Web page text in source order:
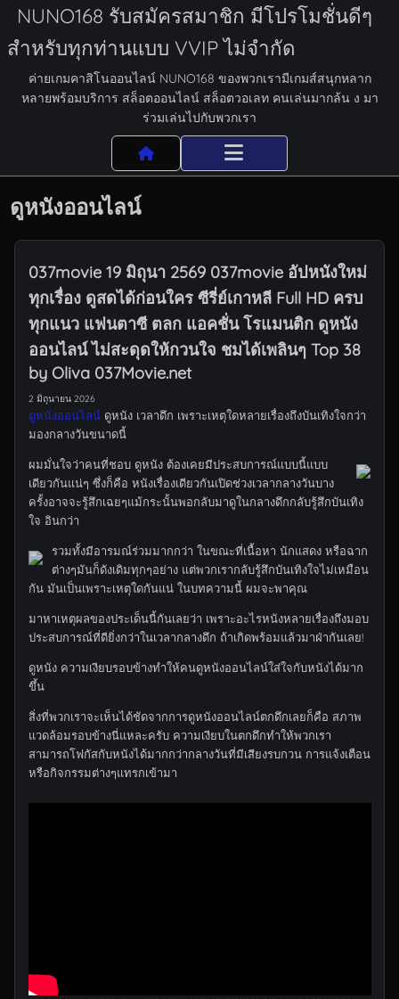
NUNO168 รับสมัครสมาชิก มีโปรโมชั่นดีๆ
สำหรับทุกท่านแบบ VVIP ไม่จำกัด
ค่ายเกมคาสิโนออนไลน์ NUNO168 ของพวกเรามีเกมส์สนุกหลาก
หลายพร้อมบริการ สล็อตออนไลน์ สล็อตวอเลท คนเล่นมากล้น ง มา
ร่วมเล่นไปกับพวกเรา
ดูหนังออนไลน์
037movie 19 มิถุนา 2569 037movie อัปหนังใหม่
ทุกเรื่อง ดูสดได้ก่อนใคร ซีรี่ย์เกาหลี Full HD ครบ
ทุกแนว แฟนตาซี ตลก แอคชั่น โรแมนติก ดูหนัง
ออนไลน์ ไม่สะดุดให้กวนใจ ชมได้เพลินๆ Top 38
by Oliva 037Movie.net
2 มิถุนายน 2026
ดูหนังออนไลน์ดูหนัง เวลาดึก เพราะเหตุใดหลายเรื่องถึงบันเทิงใจกว่า
มองกลางวันขนาดนี้
ผมมั่นใจว่าคนที่ชอบ ดูหนัง ต้องเคยมีประสบการณ์แบบนี้แบบ
เดียวกันแน่ๆ ซึ่งก็คือ หนังเรื่องเดียวกันเปิดช่วงเวลากลางวันบาง
ครั้งอาจจะรู้สึกเฉยๆแม้กระนั้นพอกลับมาดูในกลางดึกกลับรู้สึกบันเทิง
ใจ อินกว่า
รวมทั้งมีอารมณ์ร่วมมากกว่า ในขณะที่เนื้อหา นักแสดง หรือฉาก
ต่างๆมันก็ดังเดิมทุกๆอย่าง แต่พวกเรากลับรู้สึกบันเทิงใจไม่เหมือน
กัน มันเป็นเพราะเหตุใดกันแน่ ในบทความนี้ ผมจะพาคุณ
มาหาเหตุผลของประเด็นนี้กันเลยว่า เพราะอะไรหนังหลายเรื่องถึงมอบ
ประสบการณ์ที่ดียิ่งกว่าในเวลากลางดึก ถ้าเกิดพร้อมแล้วมาฝ่ากันเลย!
ดูหนัง ความเงียบรอบข้างทำให้คนดูหนังออนไลน์ใส่ใจกับหนังได้มาก
ขึ้น
สิ่งที่พวกเราจะเห็นได้ชัดจากการดูหนังออนไลน์ตกดึกเลยก็คือ สภาพ
แวดล้อมรอบข้างนี่แหละครับ ความเงียบในตกดึกทำให้พวกเรา
สามารถโฟกัสกับหนังได้มากกว่ากลางวันที่มีเสียงรบกวน การแจ้งเตือน
หรือกิจกรรมต่างๆแทรกเข้ามา